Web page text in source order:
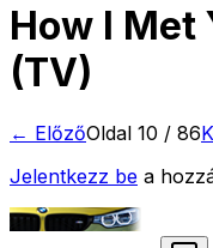
How I Met
(TV)
← ElőzőOldal 10 / 86
Jelentkezz be a